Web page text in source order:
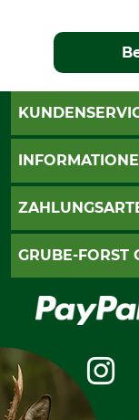
Katalogbestellung
AGB
Widerrufsformular
Zahlungsarten
PayPal
Vorkasse
GRUBE-FORST
Karriere
Über uns
Community
International